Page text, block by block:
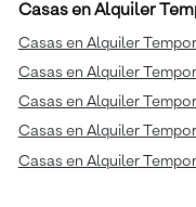
Casas en Alquiler
Casas en Alquiler
Casas en Alquiler
Casas en Alquiler
Casas en Alquiler
Casas en Alquiler